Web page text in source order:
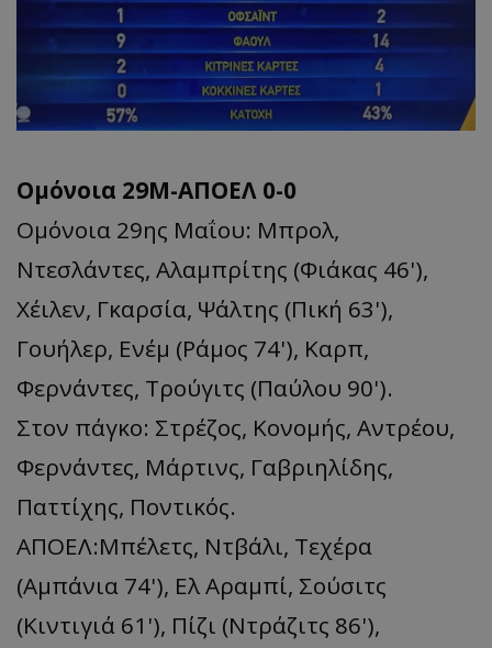
Ομόνοια 29Μ-ΑΠΟΕΛ 0-0
Ομόνοια 29ης Μαΐου: Μπρολ,
Ντεσλάντες, Αλαμπρίτης (Φιάκας 46'),
Χέιλεν, Γκαρσία, Ψάλτης (Πική 63'),
Γουήλερ, Ενέμ (Ράμος 74'), Καρπ,
Φερνάντες, Τρούγιτς (Παύλου 90').
Στον πάγκο: Στρέζος, Κονομής, Αντρέου,
Φερνάντες, Μάρτινς, Γαβριηλίδης,
Παττίχης, Ποντικός.
ΑΠΟΕΛ:Μπέλετς, Ντβάλι, Τεχέρα
(Αμπάνια 74'), Ελ Αραμπί, Σούσιτς
(Κιντιγιά 61'), Πίζι (Ντράζιτς 86'),